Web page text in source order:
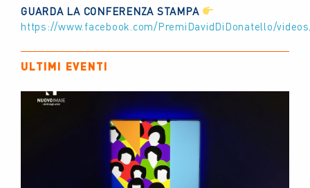
GUARDA LA CONFERENZA STAMPA
https://www.facebook.com/PremiDavidDiDonatello/
ULTIMI EVENTI